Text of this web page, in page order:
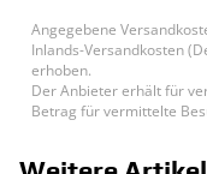
Angegebene
Inlands-Versandkosten
erhoben.
Der Anbieter erhält für
Betrag für vermittelte